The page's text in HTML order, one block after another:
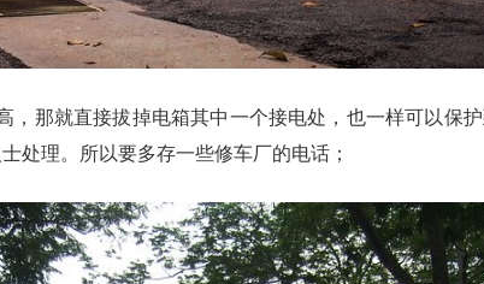
，那就直接拔掉电箱其中一个接电处，也一样可以保
处理。所以要多存一些修车厂的电话；